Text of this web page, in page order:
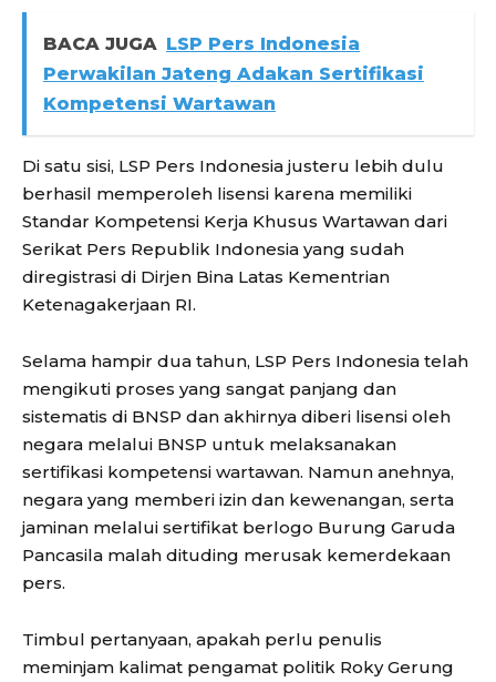
BACA JUGA LSP Pers Indonesia
Perwakilan Jateng Adakan Sertifikasi
Kompetensi Wartawan
Di satu sisi, LSP Pers Indonesia justeru lebih dulu
berhasil memperoleh lisensi karena memiliki
Standar Kompetensi Kerja Khusus Wartawan dari
Serikat Pers Republik Indonesia yang sudah
diregistrasi di Dirjen Bina Latas Kementrian
Ketenagakerjaan RI.
Selama hampir dua tahun, LSP Pers Indonesia telah
mengikuti proses yang sangat panjang dan
sistematis di BNSP dan akhirnya diberi lisensi oleh
negara melalui BNSP untuk melaksanakan
sertifikasi kompetensi wartawan. Namun anehnya,
negara yang memberi izin dan kewenangan, serta
jaminan melalui sertifikat berlogo Burung Garuda
Pancasila malah dituding merusak kemerdekaan
pers.
Timbul pertanyaan, apakah perlu penulis
meminjam kalimat pengamat politik Roky Gerung